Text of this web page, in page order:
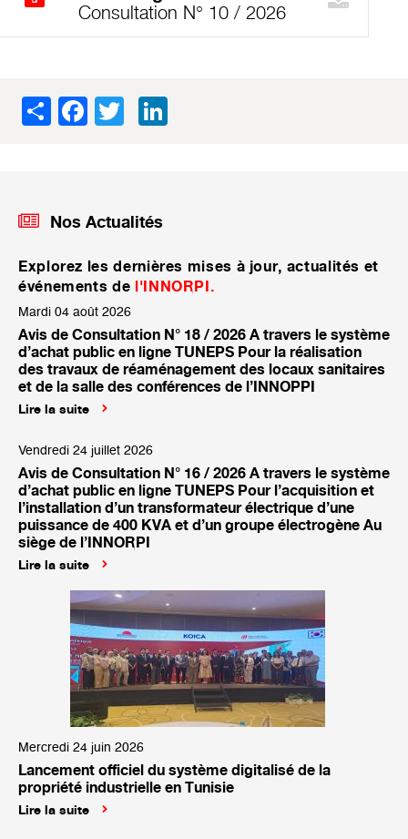
Consultation N° 10 / 2026
ShareFacebook
Twitter
Nos Actualités
Explorez les dernières mises à jour, actualités et
événements de l'INNORPI.
Mardi 04 août 2026
Avis de Consultation N° 18 / 2026 A travers le système
d’achat public en ligne TUNEPS Pour la réalisation
des travaux de réaménagement des locaux sanitaires
et de la salle des conférences de l’INNOPPI
Lire la suite
Vendredi 24 juillet 2026
Avis de Consultation N° 16 / 2026 A travers le système
d’achat public en ligne TUNEPS Pour l’acquisition et
l’installation d’un transformateur électrique d’une
puissance de 400 KVA et d’un groupe électrogène Au
siège de l’INNORPI
Lire la suite
Mercredi 24 juin 2026
Lancement officiel du système digitalisé de la
propriété industrielle en Tunisie
Lire la suite